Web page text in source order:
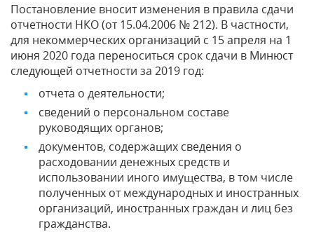
Постановление вносит изменения в правила сдачи
отчетности НКО (от 15.04.2006 № 212). В частности,
для некоммерческих организаций с 15 апреля на 1
июня 2020 года переноситься срок сдачи в Минюст
следующей отчетности за 2019 год:
отчета о деятельности;
сведений о персональном составе
руководящих органов;
документов, содержащих сведения о
расходовании денежных средств и
использовании иного имущества, в том числе
полученных от международных и иностранных
организаций, иностранных граждан и лиц без
гражданства.